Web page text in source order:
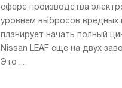
сфере производства
уровнем выбросов вредных
планирует начать полный
Nissan LEAF еще на двух
Это ...